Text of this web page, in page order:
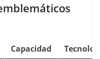
Capacidad